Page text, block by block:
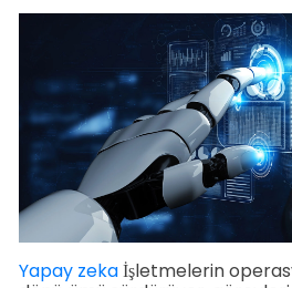
Yapay zekaİşletmelerin